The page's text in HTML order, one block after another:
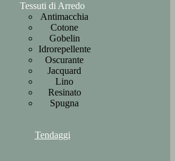
Tessuti di Arredo
Antimacchia
Cotone
Gobelin
Idrorepellente
Oscurante
Jacquard
Lino
Resinato
Spugna
Tendaggi